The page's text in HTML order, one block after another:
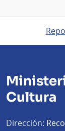
Cultura
Dirección: